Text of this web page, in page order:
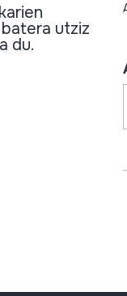
utziz
du.